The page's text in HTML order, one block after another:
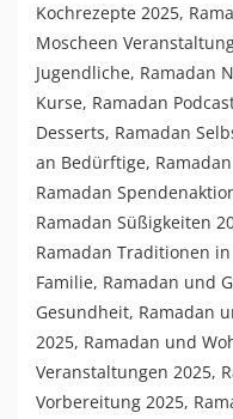
Kochrezepte 2025,
Moscheen
Jugendliche, Ramadan
Kurse, Ramadan
Desserts, Ramadan
an Bedürftige,
Ramadan
Ramadan Süßigkeiten
Ramadan Traditionen
Familie, Ramadan und
Gesundheit, Ramadan
2025, Ramadan und
Veranstaltungen 2025,
Vorbereitung 2025,